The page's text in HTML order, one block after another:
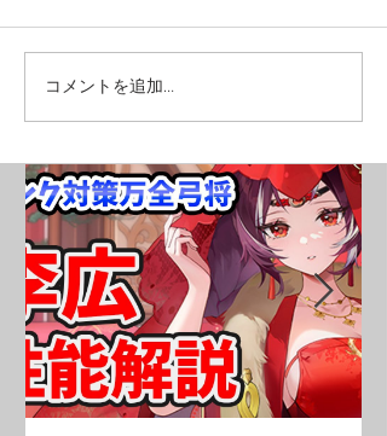
コメントを追加…